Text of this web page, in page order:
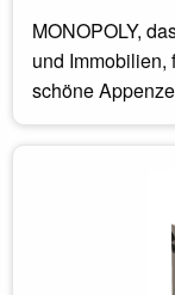
MONOPOLY,
und Immobilien,
schöne